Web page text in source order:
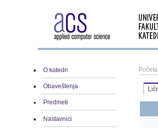
O katedri
Obaveštenja
Predmeti
Nastavnici